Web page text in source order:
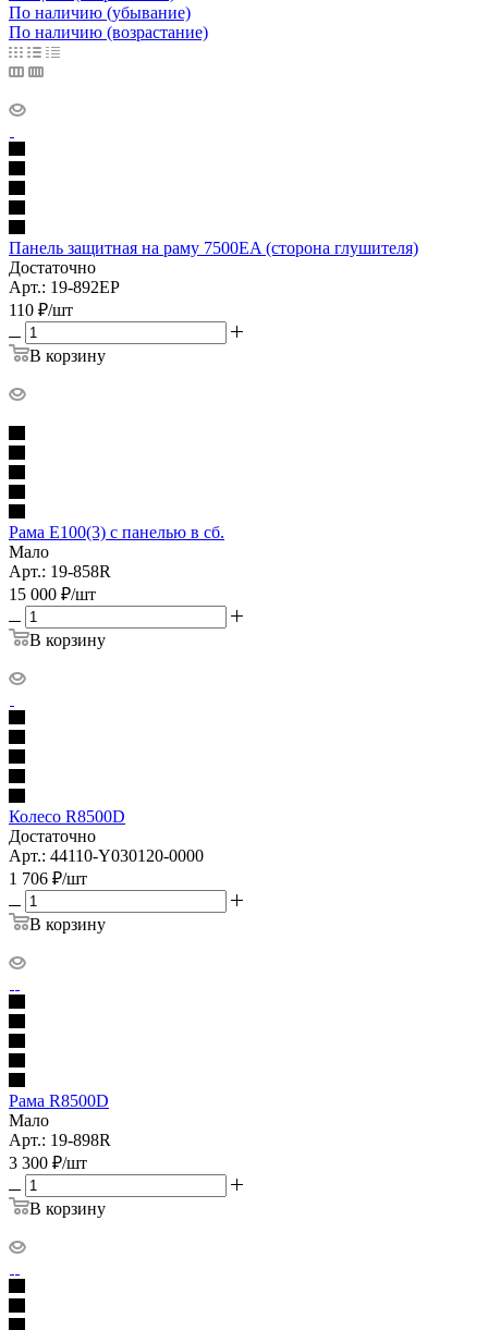
По наличию (убывание)
По наличию (возрастание)
Панель защитная на раму 7500EA (сторона глушителя)
Достаточно
Арт.: 19-892EP
110 ₽/шт
В корзину
Рама E100(3) с панелью в сб.
Мало
Арт.: 19-858R
15 000 ₽/шт
В корзину
Колесо R8500D
Достаточно
Арт.: 44110-Y030120-0000
1 706 ₽/шт
В корзину
Рама R8500D
Мало
Арт.: 19-898R
3 300 ₽/шт
В корзину